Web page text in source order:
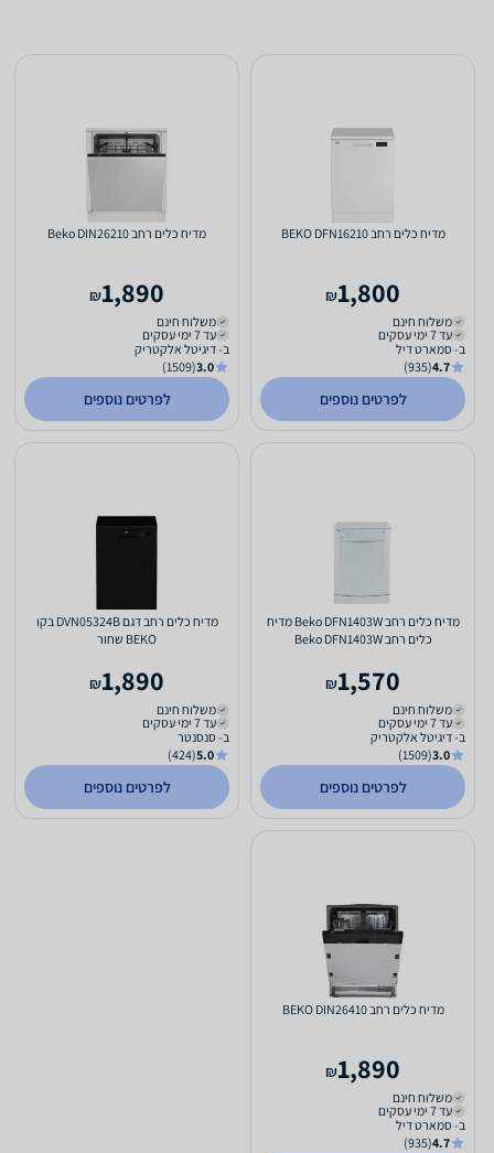
מדיח כלים רחב BEKO DFN16210
1,800
₪
משלוח חינם
עד 7 ימי עסקים
ב- סמארט דיל
4.7
(935)
לפרטים נוספים
מדיח כלים רחב Beko DIN26210
1,890
₪
משלוח חינם
עד 7 ימי עסקים
ב- דיגיטל אלקטריק
3.0
(1509)
לפרטים נוספים
מדיח כלים רחב Beko DFN1403W מדיח
כלים ‏רחב Beko DFN1403W
1,570
₪
משלוח חינם
עד 7 ימי עסקים
ב- דיגיטל אלקטריק
3.0
(1509)
לפרטים נוספים
מדיח כלים רחב דגם DVN05324B בקו
BEKO שחור
1,890
₪
משלוח חינם
עד 7 ימי עסקים
ב- סנסנטר
5.0
(424)
לפרטים נוספים
מדיח כלים רחב BEKO DIN26410
1,890
₪
משלוח חינם
עד 7 ימי עסקים
ב- סמארט דיל
4.7
(935)